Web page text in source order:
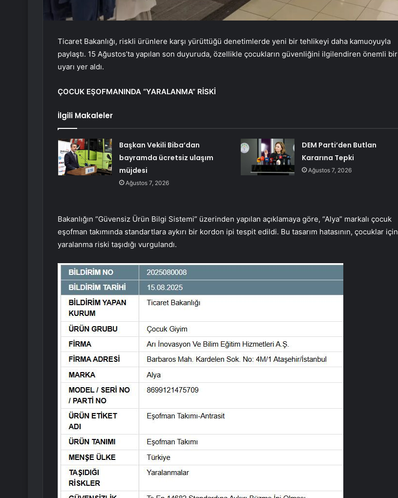
Ticaret Bakanlığı, riskli ürünlere karşı yürüttüğü denetimlerde yeni bir tehlikeyi daha kamuoyuyla
paylaştı. 15 Ağustos’ta yapılan son duyuruda, özellikle çocukların güvenliğini ilgilendiren önemli bir
uyarı yer aldı.
ÇOCUK EŞOFMANINDA “YARALANMA” RİSKİ
İlgili Makaleler
Başkan Vekili Biba’dan
bayramda ücretsiz ulaşım
müjdesi
Ağustos 7, 2026
DEM Parti’den Butlan
Kararına Tepki
Ağustos 7, 2026
Bakanlığın “Güvensiz Ürün Bilgi Sistemi” üzerinden yapılan açıklamaya göre, “Alya” markalı çocuk
eşofman takımında standartlara aykırı bir kordon ipi tespit edildi. Bu tasarım hatasının, çocuklar için
yaralanma riski taşıdığı vurgulandı.